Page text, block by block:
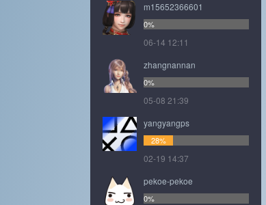
m15652366601
0%
06-14 12:11
zhangnannan
0%
05-08 21:39
yangyangps
28%
02-19 14:37
pekoe-pekoe
0%